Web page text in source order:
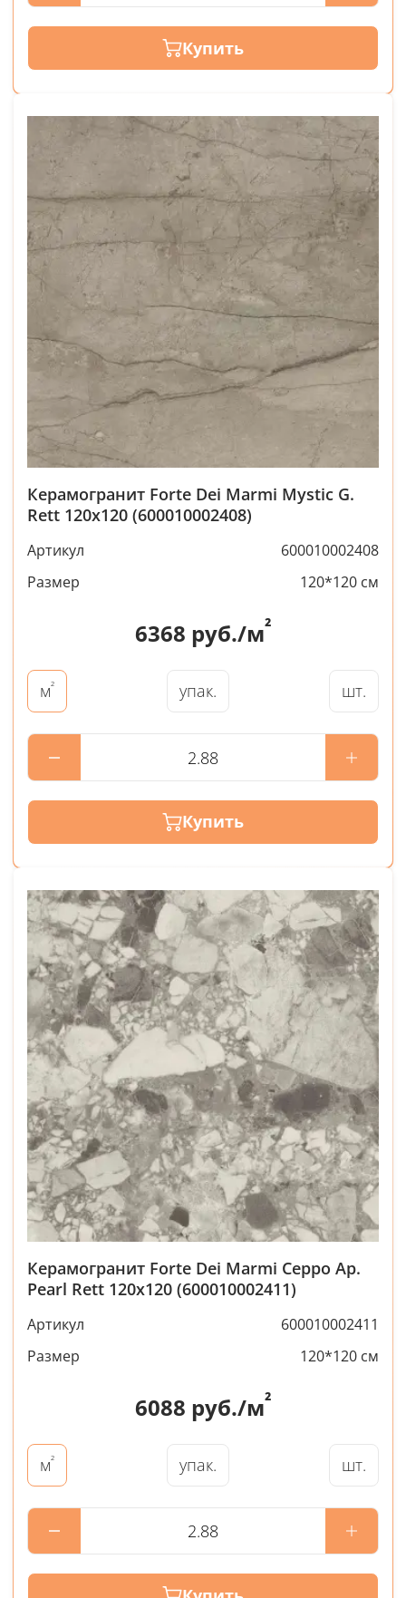
Купить
Керамогранит Forte Dei Marmi Mystic G.
Rett 120x120 (600010002408)
Артикул
600010002408
Размер
120*120 см
6368 руб./м²
м² упак. шт.
Купить
Керамогранит Forte Dei Marmi Ceppo Ap.
Pearl Rett 120x120 (600010002411)
Артикул
600010002411
Размер
120*120 см
6088 руб./м²
м² упак. шт.